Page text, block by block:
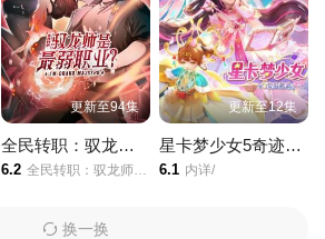
更新至94集
全民转职：驭龙师是最弱职业？动态漫画
6.2 全民转职：驭龙师是最弱职业？/动态漫画/
更新至12集
星卡梦少女5奇迹绽放
6.1 内详/
换一换